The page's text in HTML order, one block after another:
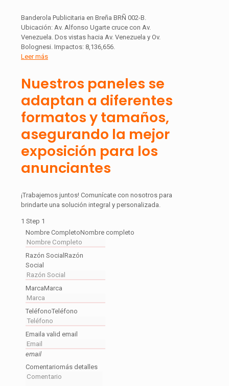
Banderola Publicitaria en Breña BRÑ 002-B.
Ubicación: Av. Alfonso Ugarte cruce con Av.
Venezuela. Dos vistas hacia Av. Venezuela y Ov.
Bolognesi. Impactos: 8,136,656.
Leer más
Nuestros paneles se
adaptan a diferentes
formatos y tamaños,
asegurando la mejor
exposición para los
anunciantes
¡Trabajemos juntos! Comunícate con nosotros para
brindarte una solución integral y personalizada.
1 Step 1
Nombre CompletoNombre completo
Razón Social Razón
Social
MarcaMarca
TeléfonoTeléfono
Email a valid email
email
Comentariomás detalles